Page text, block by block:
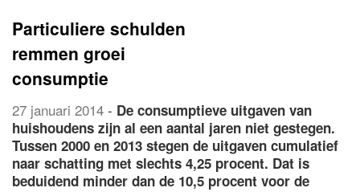
Particuliere schulden
remmen groei
consumptie
27 januari 2014 - De consumptieve uitgaven van
huishoudens zijn al een aantal jaren niet gestegen.
Tussen 2000 en 2013 stegen de uitgaven cumulatief
naar schatting met slechts 4,25 procent. Dat is
beduidend minder dan de 10,5 procent voor de